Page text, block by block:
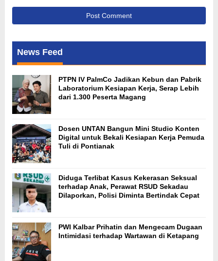
News Feed
PTPN IV PalmCo Jadikan Kebun dan Pabrik
Laboratorium Kesiapan Kerja, Serap Lebih
dari 1.300 Peserta Magang
Dosen UNTAN Bangun Mini Studio Konten
Digital untuk Bekali Kesiapan Kerja Pemuda
Tuli di Pontianak
Diduga Terlibat Kasus Kekerasan Seksual
terhadap Anak, Perawat RSUD Sekadau
Dilaporkan, Polisi Diminta Bertindak Cepat
PWI Kalbar Prihatin dan Mengecam Dugaan
Intimidasi terhadap Wartawan di Ketapang